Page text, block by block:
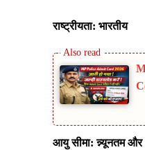
राष्ट्रीयता: भारतीय
आयु सीमा: न्न्यूनतम और